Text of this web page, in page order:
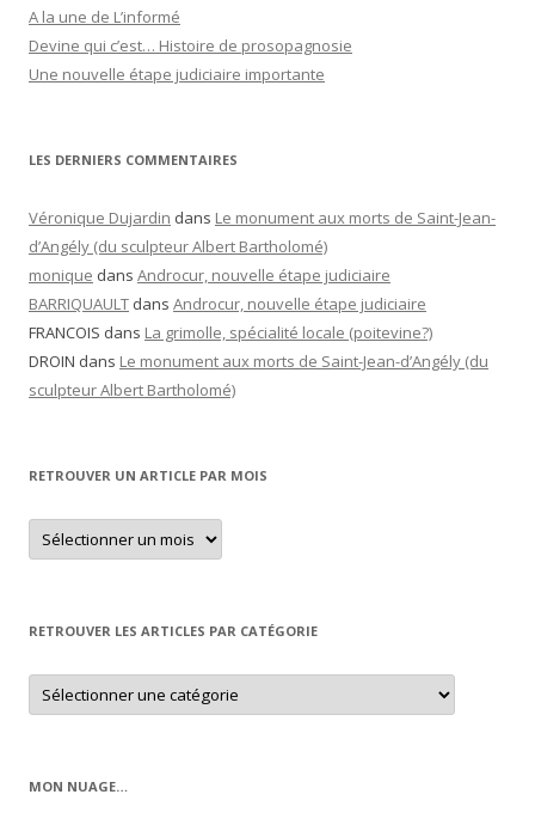
A la une de L’informé
Devine qui c’est… Histoire de prosopagnosie
Une nouvelle étape judiciaire importante
LES DERNIERS COMMENTAIRES
Véronique Dujardin dans Le monument aux morts de Saint-Jean-
d’Angély (du sculpteur Albert Bartholomé)
monique dans Androcur, nouvelle étape judiciaire
BARRIQUAULT dans Androcur, nouvelle étape judiciaire
FRANCOIS dans La grimolle, spécialité locale (poitevine?)
DROIN dans Le monument aux morts de Saint-Jean-d’Angély (du
sculpteur Albert Bartholomé)
RETROUVER UN ARTICLE PAR MOIS
Retrouver
un
article
RETROUVER LES ARTICLES PAR CATÉGORIE
Retrouver
les
articles
MON NUAGE…